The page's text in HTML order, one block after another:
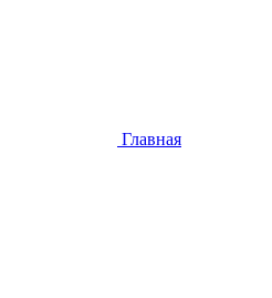
Главная